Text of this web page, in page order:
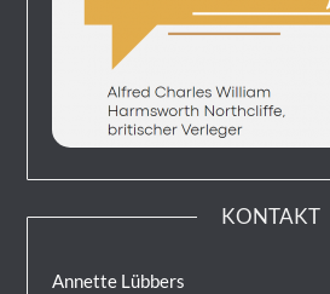
KONTAKT
Annette Lübbers